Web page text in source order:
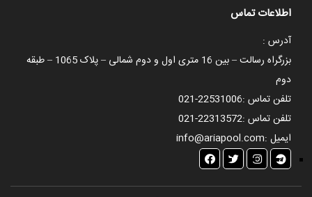
اطلاعات تماس
آدرس :
بزرگراه رسالت – بین 16 متری اول و دوم شمالی – پلاک 1065 – طبقه
دوم
تلفن تماس :021-22531006
تلفن تماس :021-22313572
ایمیل :info@ariapool.com